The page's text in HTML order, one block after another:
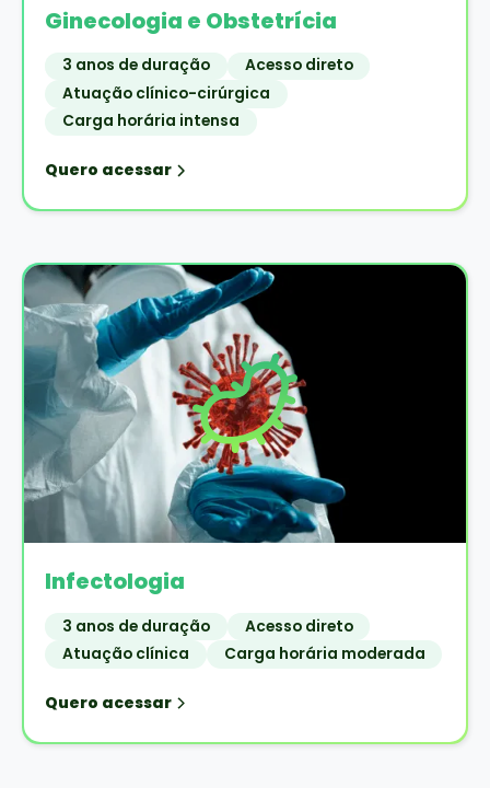
Ginecologia e Obstetrícia
3 anos de duração
Acesso direto
Atuação clínico-cirúrgica
Carga horária intensa
Quero acessar
Infectologia
3 anos de duração
Acesso direto
Atuação clínica
Carga horária moderada
Quero acessar